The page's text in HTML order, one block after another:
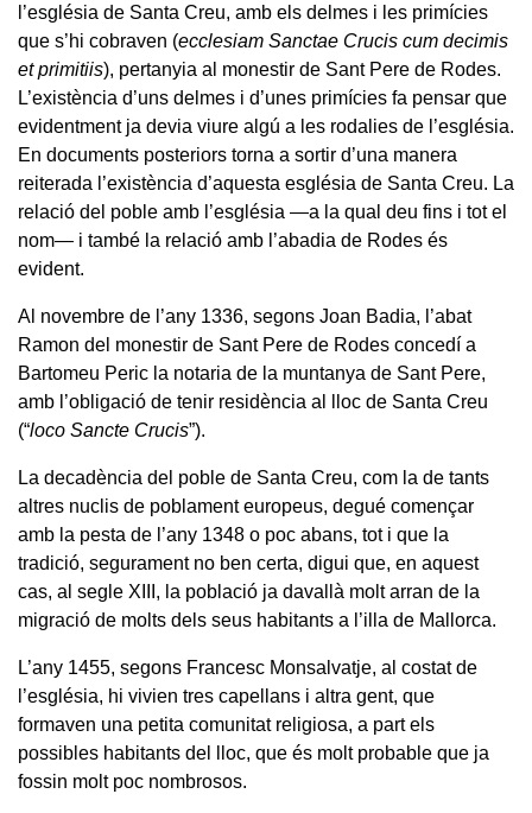
l’església de Santa Creu, amb els delmes i les primícies
que s’hi cobraven (ecclesiam Sanctae Crucis cum decimis
et primitiis), pertanyia al monestir de Sant Pere de Rodes.
L’existència d’uns delmes i d’unes primícies fa pensar que
evidentment ja devia viure algú a les rodalies de l’església.
En documents posteriors torna a sortir d’una manera
reiterada l’existència d’aquesta església de Santa Creu. La
relació del poble amb l’església —a la qual deu fins i tot el
nom— i també la relació amb l’abadia de Rodes és
evident.
Al novembre de l’any 1336, segons Joan Badia, l’abat
Ramon del monestir de Sant Pere de Rodes concedí a
Bartomeu Peric la notaria de la muntanya de Sant Pere,
amb l’obligació de tenir residència al lloc de Santa Creu
(“loco Sancte Crucis”).
La decadència del poble de Santa Creu, com la de tants
altres nuclis de poblament europeus, degué començar
amb la pesta de l’any 1348 o poc abans, tot i que la
tradició, segurament no ben certa, digui que, en aquest
cas, al segle XIII, la població ja davallà molt arran de la
migració de molts dels seus habitants a l’illa de Mallorca.
L’any 1455, segons Francesc Monsalvatje, al costat de
l’església, hi vivien tres capellans i altra gent, que
formaven una petita comunitat religiosa, a part els
possibles habitants del lloc, que és molt probable que ja
fossin molt poc nombrosos.